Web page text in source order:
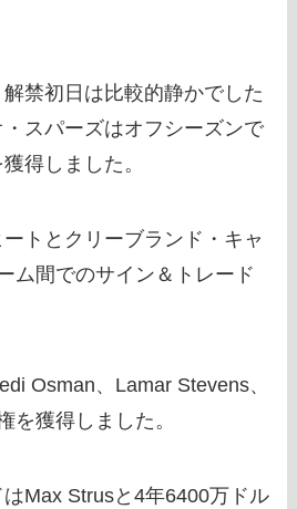
禁初日は比較的静かでした
スパーズはオフシーズンで
得しました。
トとクリーブランド・キャ
ム間でのサイン＆トレード
Osman、Lamar Stevens、
を獲得しました。
Max Strusと4年6400万ドル